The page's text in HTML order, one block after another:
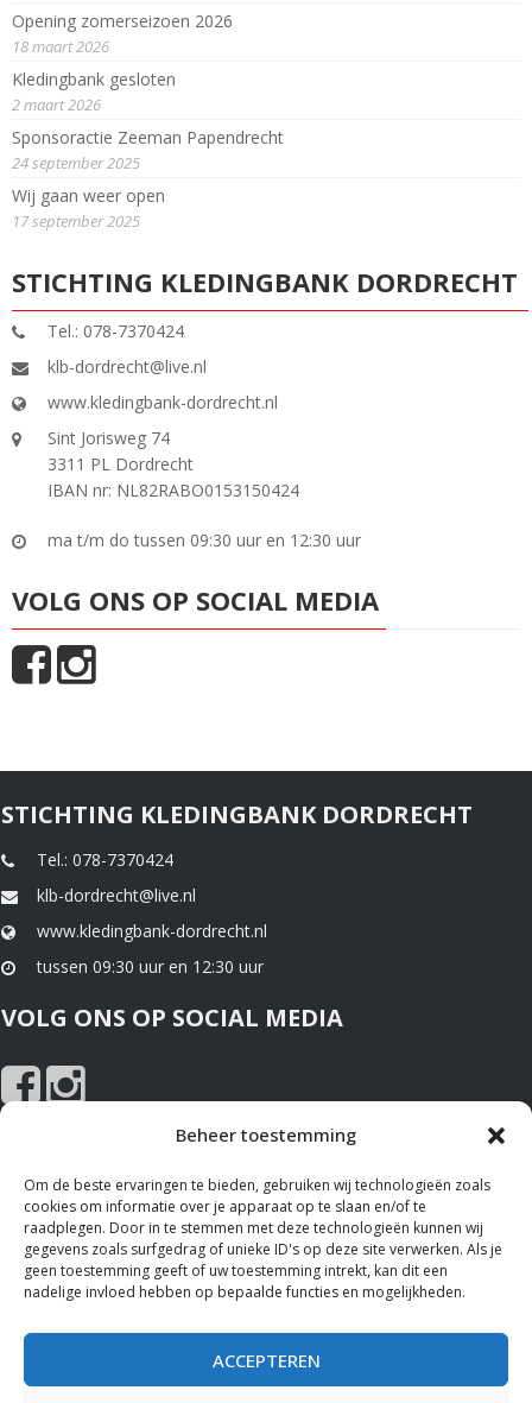
Beheer toestemming
Om de beste ervaringen te bieden, gebruiken wij technologieën zoals
cookies om informatie over je apparaat op te slaan en/of te
raadplegen. Door in te stemmen met deze technologieën kunnen wij
gegevens zoals surfgedrag of unieke ID's op deze site verwerken. Als je
geen toestemming geeft of uw toestemming intrekt, kan dit een
nadelige invloed hebben op bepaalde functies en mogelijkheden.
ACCEPTEREN
Opening zomerseizoen 2026
18 maart 2026
Kledingbank gesloten
2 maart 2026
Sponsoractie Zeeman Papendrecht
24 september 2025
Wij gaan weer open
17 september 2025
STICHTING KLEDINGBANK DORDRECHT
Tel.: 078-7370424
klb-dordrecht@live.nl
www.kledingbank-dordrecht.nl
Sint Jorisweg 74
3311 PL Dordrecht
IBAN nr: NL82RABO0153150424
ma t/m do tussen 09:30 uur en 12:30 uur
VOLG ONS OP SOCIAL MEDIA
STICHTING KLEDINGBANK DORDRECHT
Tel.: 078-7370424
klb-dordrecht@live.nl
www.kledingbank-dordrecht.nl
tussen 09:30 uur en 12:30 uur
VOLG ONS OP SOCIAL MEDIA
NIEUWS EN SPONSOREN
Nieuws
Sponsoren
Privacy Policyen het gebruik van
website.